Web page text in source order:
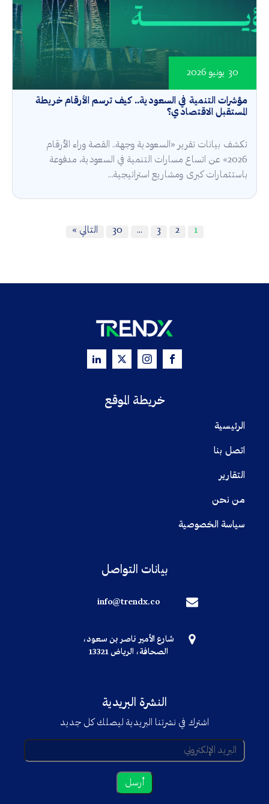
مؤشرات التنمية في السعودية.. كيف ترسم الأرقام خريطة
المستقبل الاقتصادي؟
30 يونيو 2026
تكشف بيانات تقرير «السعودية وجهة.. القصة وراء الأرقام
2026» عن اتساع مسارات التنمية في السعودية، مدفوعة
باستثمارات كبرى ومشاريع استراتيجية...
1
2
3
…
30 التالي »
خريطة الموقع
الرئيسية
اتصل بنا
التقارير
من نحن
سياسة الخصوصية
بيانات التواصل
info@trendx.co
شارع الأمير ناصر بن سعود،
الصحافة، الرياض 13321
النشرة البريدية
اشترك في نشرتنا البريدية ليصلك كل جديد